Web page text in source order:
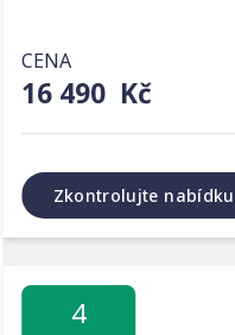
CENA
16 490 Kč
Zkontrolujte nabídku
4